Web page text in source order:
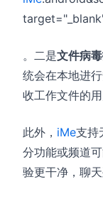
。二是文件病
统会在本地进
收工作文件的
此外， iMe支持
分功能或频道
验更干净，聊